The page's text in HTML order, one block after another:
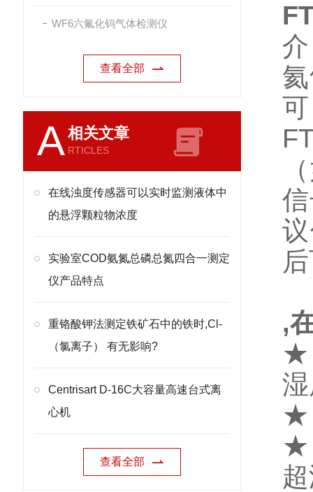
WF6六氟化钨气体检测仪
查看全部
A相关文章
RTICLES
在线浊度传感器可以实时监测液体中
的悬浮颗粒物浓度
实验室COD氨氮总磷总氮四合一测定
仪产品特点
重铬酸钾法测定铁矿石中的铁时,Cl-
（氯离子） 有无影响?
Centrisart D-16C大容量高速台式离
心机
查看全部
,
★
★
★